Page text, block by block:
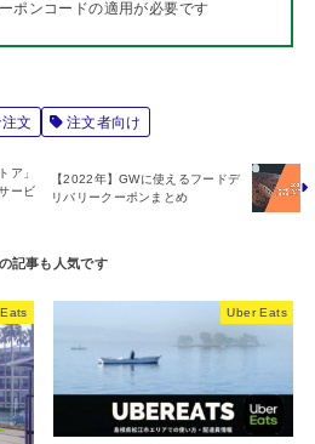
ポンコードの適用が必要です
文 注文者向け
ア」
ービ
【2022年】GWに使えるフードデ
リバリークーポンまとめ
Uber Eats